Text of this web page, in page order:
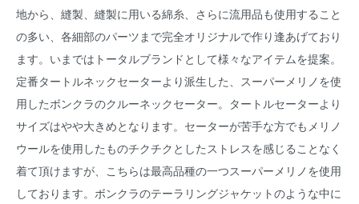
地から、縫製、縫製に用いる綿糸、さらに流用品も使用すること
の多い、各細部のパーツまで完全オリジナルで作り逢あげており
ます。いまではトータルブランドとして様々なアイテムを提案。
定番タートルネックセーターより派生した、スーパーメリノを使
用したボンクラのクルーネックセーター。タートルセーターより
サイズはやや大きめとなります。セーターが苦手な方でもメリノ
ウールを使用したものチクチクとしたストレスを感じることなく
着て頂けますが、こちらは最高品種の一つスーパーメリノを使用
しております。ボンクラのテーラリングジャケットのような中に